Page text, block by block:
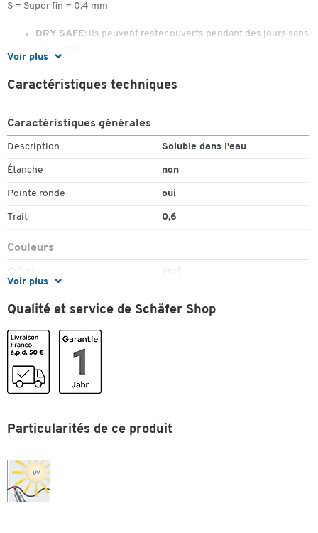
Voir plus
S = Super fin = 0,4 mm
DRY SAFE: ils peuvent rester ouverts pendant des jours sans
Ils sont immédiatement prêts à être utilisés même après de
longues pauses sans capuchon
Sécurité avion : équilibrage automatique de la pression
empêchant l’encre de fuir
10 pièces = 1 lot du même coloris
Voir plus
Caractéristiques techniques
Caractéristiques générales
Description Soluble dans l'eau
Étanche non
Pointe ronde oui
Trait 0,6
Couleurs
Coloris vert
Qualité et service de Schäfer Shop
Particularités de ce produit